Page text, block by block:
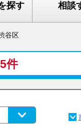
探す 相談
谷区
件